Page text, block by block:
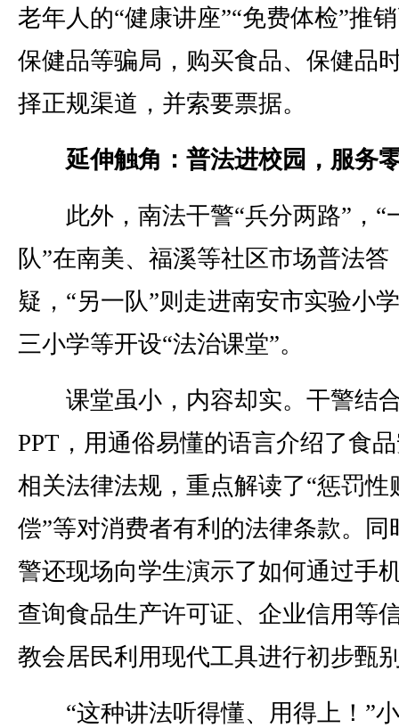
老年人的“健康讲座”“免费体检”推
保健品等骗局，购买食品、保健品
择正规渠道，并索要票据。
延伸触角：普法进校园，服务
此外，南法干警“兵分两路”，“
队”在南美、福溪等社区市场普法答
疑，“另一队”则走进南安市实验小
三小学等开设“法治课堂”。
课堂虽小，内容却实。干警结
PPT，用通俗易懂的语言介绍了食
相关法律法规，重点解读了“惩罚性
偿”等对消费者有利的法律条款。同
警还现场向学生演示了如何通过手
查询食品生产许可证、企业信用等
教会居民利用现代工具进行初步甄
“这种讲法听得懂、用得上！”